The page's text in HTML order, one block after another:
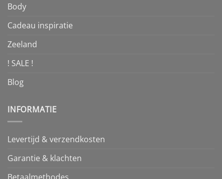
Body
Cadeau inspiratie
Zeeland
! SALE !
Blog
INFORMATIE
Levertijd & verzendkosten
Garantie & klachten